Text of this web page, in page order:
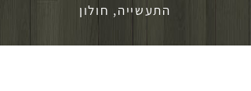
התעשייה, חולון